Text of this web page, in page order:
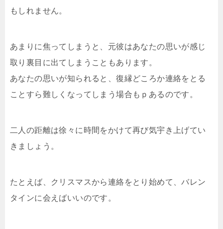
もしれません。
あまりに焦ってしまうと、元彼はあなたの思いが感じ
取り裏目に出てしまうこともあります。
あなたの思いが知られると、復縁どころか連絡をとる
ことすら難しくなってしまう場合もｐあるのです。
二人の距離は徐々に時間をかけて再び気宇き上げてい
きましょう。
たとえば、クリスマスから連絡をとり始めて、バレン
タインに会えばいいのです。